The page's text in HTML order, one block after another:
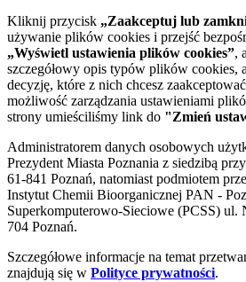
Kliknij przycisk „Zaakceptuj lub
używanie plików cookies i przejść
„Wyświetl ustawienia plików cookies”,
szczegółowy opis typów plików cookies,
decyzję, które z nich chcesz
możliwość zarządzania ustawieniami
strony umieściliśmy link do "Zmień
Administratorem danych osobowych
Prezydent Miasta Poznania z siedzibą
61-841 Poznań, natomiast podmiotem
Instytut Chemii Bioorganicznej PAN -
Superkomputerowo-Sieciowe (PCSS) ul.
704 Poznań.
Szczegółowe informacje na temat
znajdują się w Polityce prywatności.